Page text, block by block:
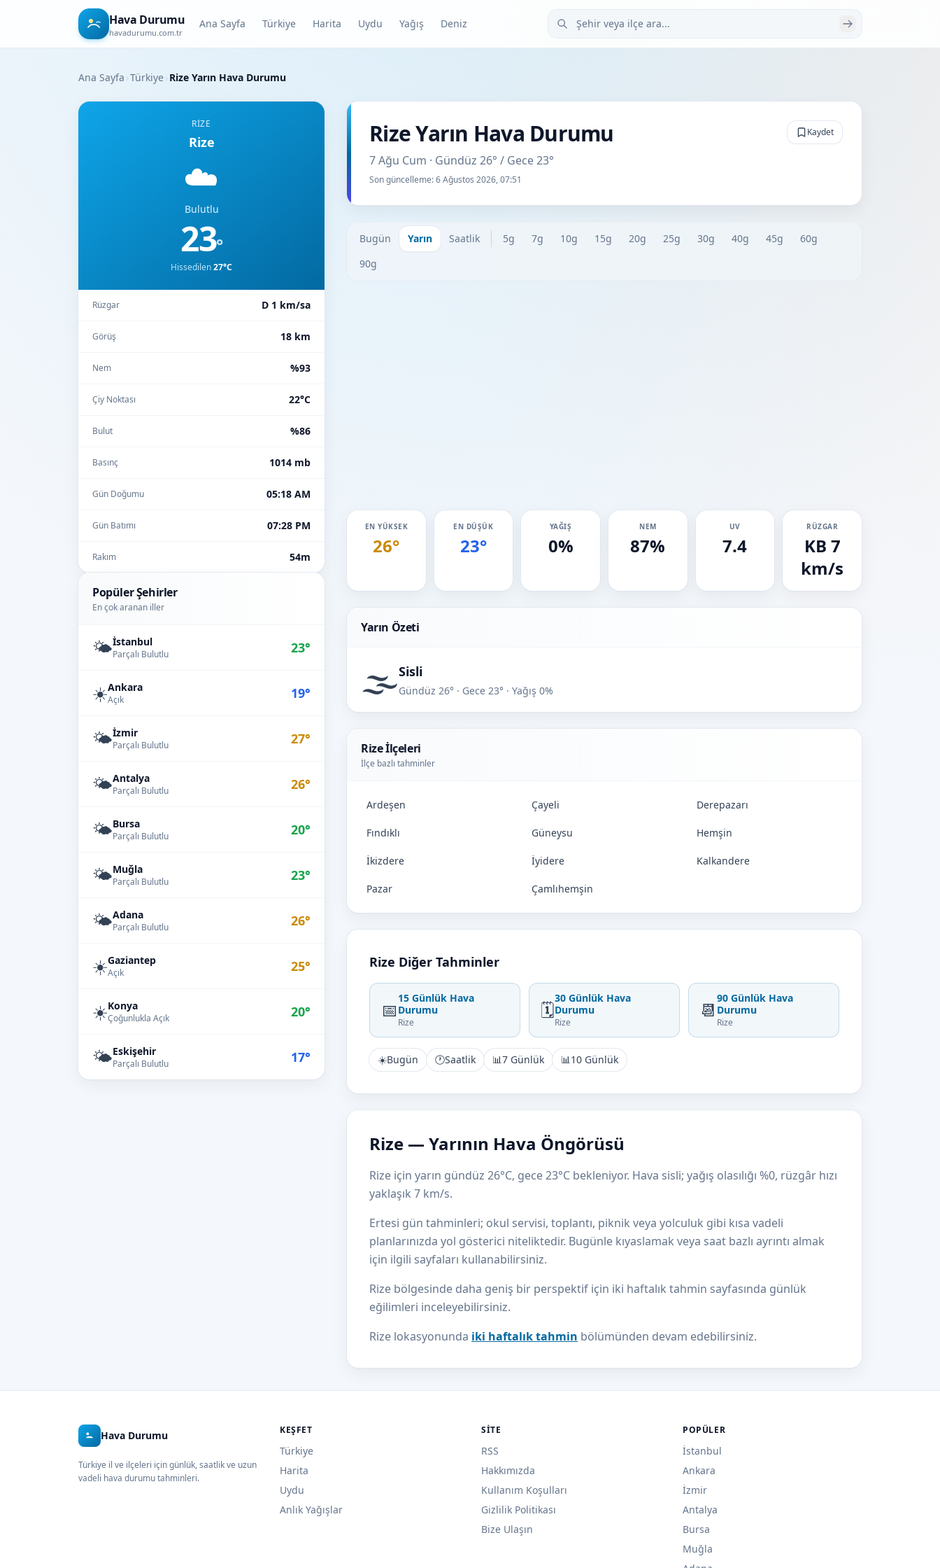
Hava Durumu
havadurumu.com.tr
Ana Sayfa Türkiye Harita Uydu Yağış Deniz Şehir veya ilçe ara
Ana Sayfa ›Türkiye› Rize Yarın Hava Durumu
RIZE
Rize
☁️
Bulutlu
23°
Hissedilen27°C
Rüzgar D 1 km/sa
Görüş 18 km
Nem %93
Çiy Noktası 22°C
Bulut %86
Basınç 1014 mb
Gün Doğumu 05:18 AM
Gün Batımı 07:28 PM
Rakım 54m
Popüler Şehirler
En çok aranan iller
🌤️İstanbul
Parçalı Bulutlu 23°
☀️Ankara
Açık 19°
🌤️İzmir
Parçalı Bulutlu 27°
🌤️Antalya
Parçalı Bulutlu 26°
🌤️Bursa
Parçalı Bulutlu 20°
🌤️Muğla
Parçalı Bulutlu 23°
🌤️Adana
Parçalı Bulutlu 26°
☀️Gaziantep
Açık 25°
☀️Konya
Çoğunlukla Açık 20°
🌤️Eskişehir
Parçalı Bulutlu 17°
Rize Yarın Hava Durumu
7 Ağu Cum · Gündüz 26° / Gece 23°
Son güncelleme:6 Ağustos 2026, 07:51
Kaydet
Bugün Yarın Saatlik 5g 7g 10g 15g 20g 25g 30g 40g 45g
60g
90g
EN YÜKSEK
26°
EN DÜŞÜK
23°
YAĞIŞ
0%
NEM
87%
UV
7.4
RÜZGAR
KB 7
km/s
Yarın Özeti
🌫️Sisli
Gündüz 26° · Gece 23° · Yağış 0%
Rize İlçeleri
İlçe bazlı tahminler
Ardeşen Çayeli Derepazarı
Fındıklı Güneysu Hemşin
İkizdere İyidere Kalkandere
Pazar Çamlıhemşin
Rize Diğer Tahminler
📅
15 Günlük Hava
Durumu
Rize
🗓️
30 Günlük Hava
Durumu
Rize
📆
90 Günlük Hava
Durumu
Rize
☀️Bugün 🕐Saatlik 📊7 Günlük 📊10 Günlük
Rize — Yarının Hava Öngörüsü
Rize için yarın gündüz 26°C, gece 23°C bekleniyor. Hava sisli; yağış olasılığı %0, rüzgâr hızı
yaklaşık 7 km/s.
Ertesi gün tahminleri; okul servisi, toplantı, piknik veya yolculuk gibi kısa vadeli
planlarınızda yol gösterici niteliktedir. Bugünle kıyaslamak veya saat bazlı ayrıntı almak
için ilgili sayfaları kullanabilirsiniz.
Rize bölgesinde daha geniş bir perspektif için iki haftalık tahmin sayfasında günlük
eğilimleri inceleyebilirsiniz.
Rize lokasyonunda iki haftalık tahmin bölümünden devam edebilirsiniz.
Hava Durumu
Türkiye il ve ilçeleri için günlük, saatlik ve uzun
vadeli hava durumu tahminleri.
KEŞFET
Türkiye
Harita
Uydu
Anlık Yağışlar
SITE
RSS
Hakkımızda
Kullanım Koşulları
Gizlilik Politikası
Bize Ulaşın
POPÜLER
İstanbul
Ankara
İzmir
Antalya
Bursa
Muğla